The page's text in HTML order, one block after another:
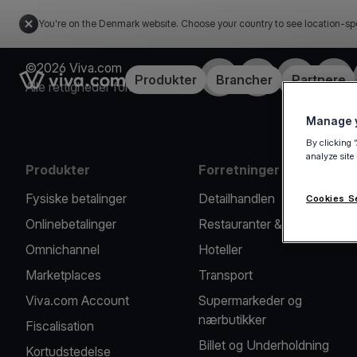
You're on the Denmark website. Choose your country to see location-
Link to the homepageProdukter Brancher Partnere
©2026 Viva.com
Alle rettigheder forbeholdes
Facebook
X LinkedIn
Produkter
Fysiske betalinger
Onlinebetalinger
Omnichannel
Marketplaces
Viva.com Account
Fiscalisation
Kortudstedelse
Forretninger vi hjælper
Detailhandlen
Restauranter & caféer
Hoteller
Transport
Supermarkeder og
nærbutikker
Billet og Underholdning
Manage
By clicking
analyze
Cookies